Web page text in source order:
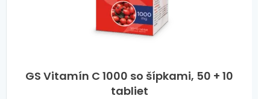
GS Vitamín C 1000 so šípkami, 50 + 10
tabliet